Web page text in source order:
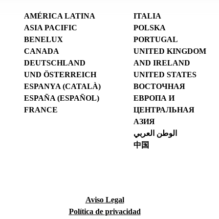
AMÉRICA LATINA
ASIA PACIFIC
BENELUX
CANADA
DEUTSCHLAND
UND ÖSTERREICH
ESPANYA (CATALÀ)
ESPAÑA (ESPAÑOL)
FRANCE
ITALIA
POLSKA
PORTUGAL
UNITED KINGDOM
AND IRELAND
UNITED STATES
ВОСТОЧНАЯ
ЕВРОПА И
ЦЕНТРАЛЬНАЯ
АЗИЯ
الوطن العربي
中国
Aviso Legal
Política de privacidad